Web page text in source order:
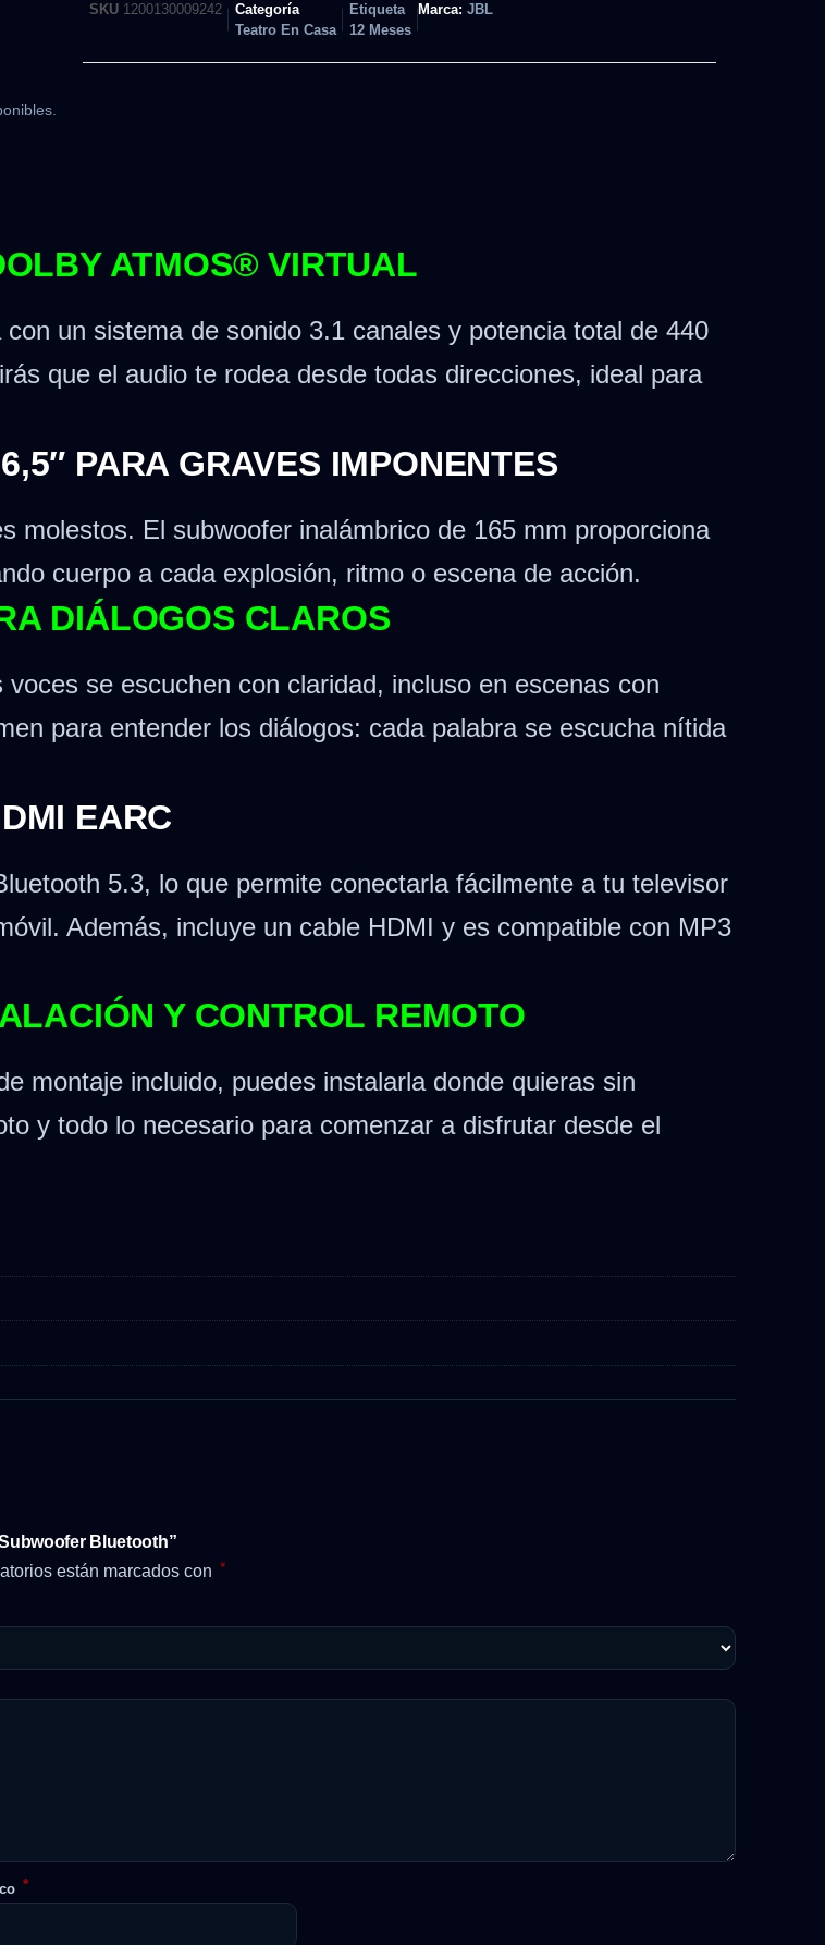
SKU 1200130009242
Categoría
Teatro En Casa
Etiqueta
12 Meses
Marca: JBL
ATMOS® VIRTUAL
un sistema de sonido 3.1 canales y potencia total de 440
que el audio te rodea desde todas direcciones, ideal para
PARA GRAVES IMPONENTES
molestos. El subwoofer inalámbrico de 165 mm proporciona
cuerpo a cada explosión, ritmo o escena de acción.
DIÁLOGOS CLAROS
se escuchen con claridad, incluso en escenas con
para entender los diálogos: cada palabra se escucha nítida
EARC
5.3, lo que permite conectarla fácilmente a tu televisor
Además, incluye un cable HDMI y es compatible con MP3
Y CONTROL REMOTO
montaje incluido, puedes instalarla donde quieras sin
y todo lo necesario para comenzar a disfrutar desde el
Bluetooth”
están marcados con *
*